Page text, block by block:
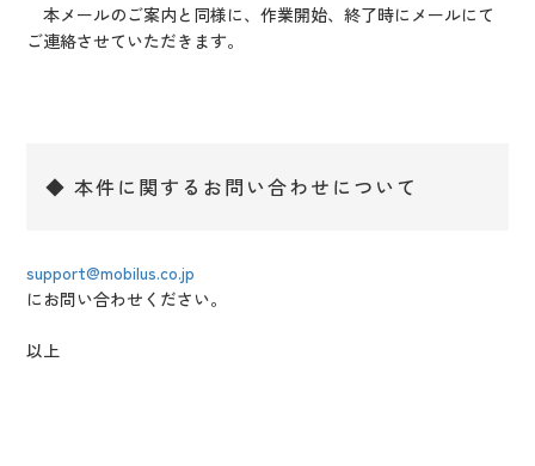
本メールのご案内と同様に、作業開始、終了時にメールにて
ご連絡させていただきます。
◆ 本件に関するお問い合わせについて
support@mobilus.co.jp
にお問い合わせください。
以上